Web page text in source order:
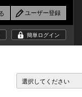
簡単ログイン
選択してください